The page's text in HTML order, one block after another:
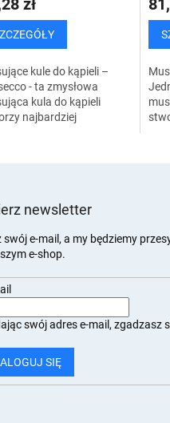
zł
kule do kąpieli –
- ta zmysłowa
kula do kąpieli
najbardziej
newsletter
swój e-mail, a my będziemy
e-shop.
swój adres e-mail, zgadzasz
SIĘ